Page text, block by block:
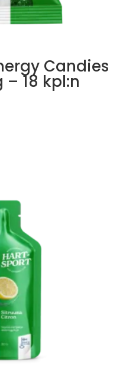
Candies
18 kpl:n